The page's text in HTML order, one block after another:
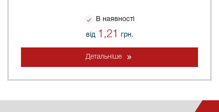
від 1,21 грн.
В наявності
Детальніше